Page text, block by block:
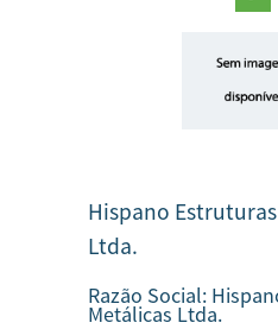
Hispano
Ltda.
Razão Social:
Metálicas Ltda.